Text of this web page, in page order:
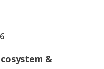
&